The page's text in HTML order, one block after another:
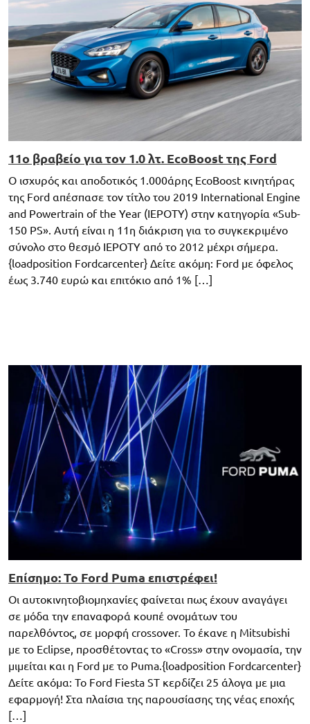
11ο βραβείο για τον 1.0 λτ. EcoBoost της Ford
Ο ισχυρός και αποδοτικός 1.000άρης EcoBoost κινητήρας
της Ford απέσπασε τον τίτλο του 2019 International Engine
and Powertrain of the Year (IEPOTY) στην κατηγορία «Sub-
150 PS». Αυτή είναι η 11η διάκριση για το συγκεκριμένο
σύνολο στο θεσμό IEPOTY από το 2012 μέχρι σήμερα.
{loadposition Fordcarcenter} Δείτε ακόμη: Ford με όφελος
έως 3.740 ευρώ και επιτόκιο από 1% […]
Επίσημο: Το Ford Puma επιστρέφει!
Οι αυτοκινητοβιομηχανίες φαίνεται πως έχουν αναγάγει
σε μόδα την επαναφορά κουπέ ονομάτων του
παρελθόντος, σε μορφή crossover. Το έκανε η Mitsubishi
με το Eclipse, προσθέτοντας το «Cross» στην ονομασία, την
μιμείται και η Ford με το Puma.{loadposition Fordcarcenter}
Δείτε ακόμα: Το Ford Fiesta ST κερδίζει 25 άλογα με μια
εφαρμογή! Στα πλαίσια της παρουσίασης της νέας εποχής
[…]